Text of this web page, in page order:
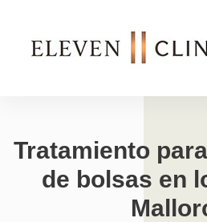
Tratamiento
de bolsas en